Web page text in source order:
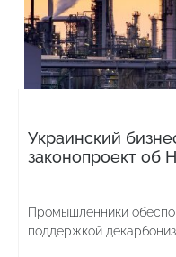
Украинский
законопроект об
Промышленники
поддержкой